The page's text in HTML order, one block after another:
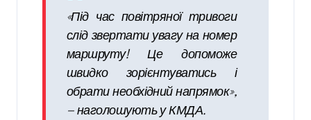
«Під час повітряної тривоги
слід звертати увагу на номер
маршруту! Це допоможе
швидко зорієнтуватись і
обрати необхідний напрямок»,
— наголошують у КМДА.